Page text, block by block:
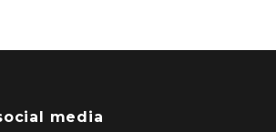
media